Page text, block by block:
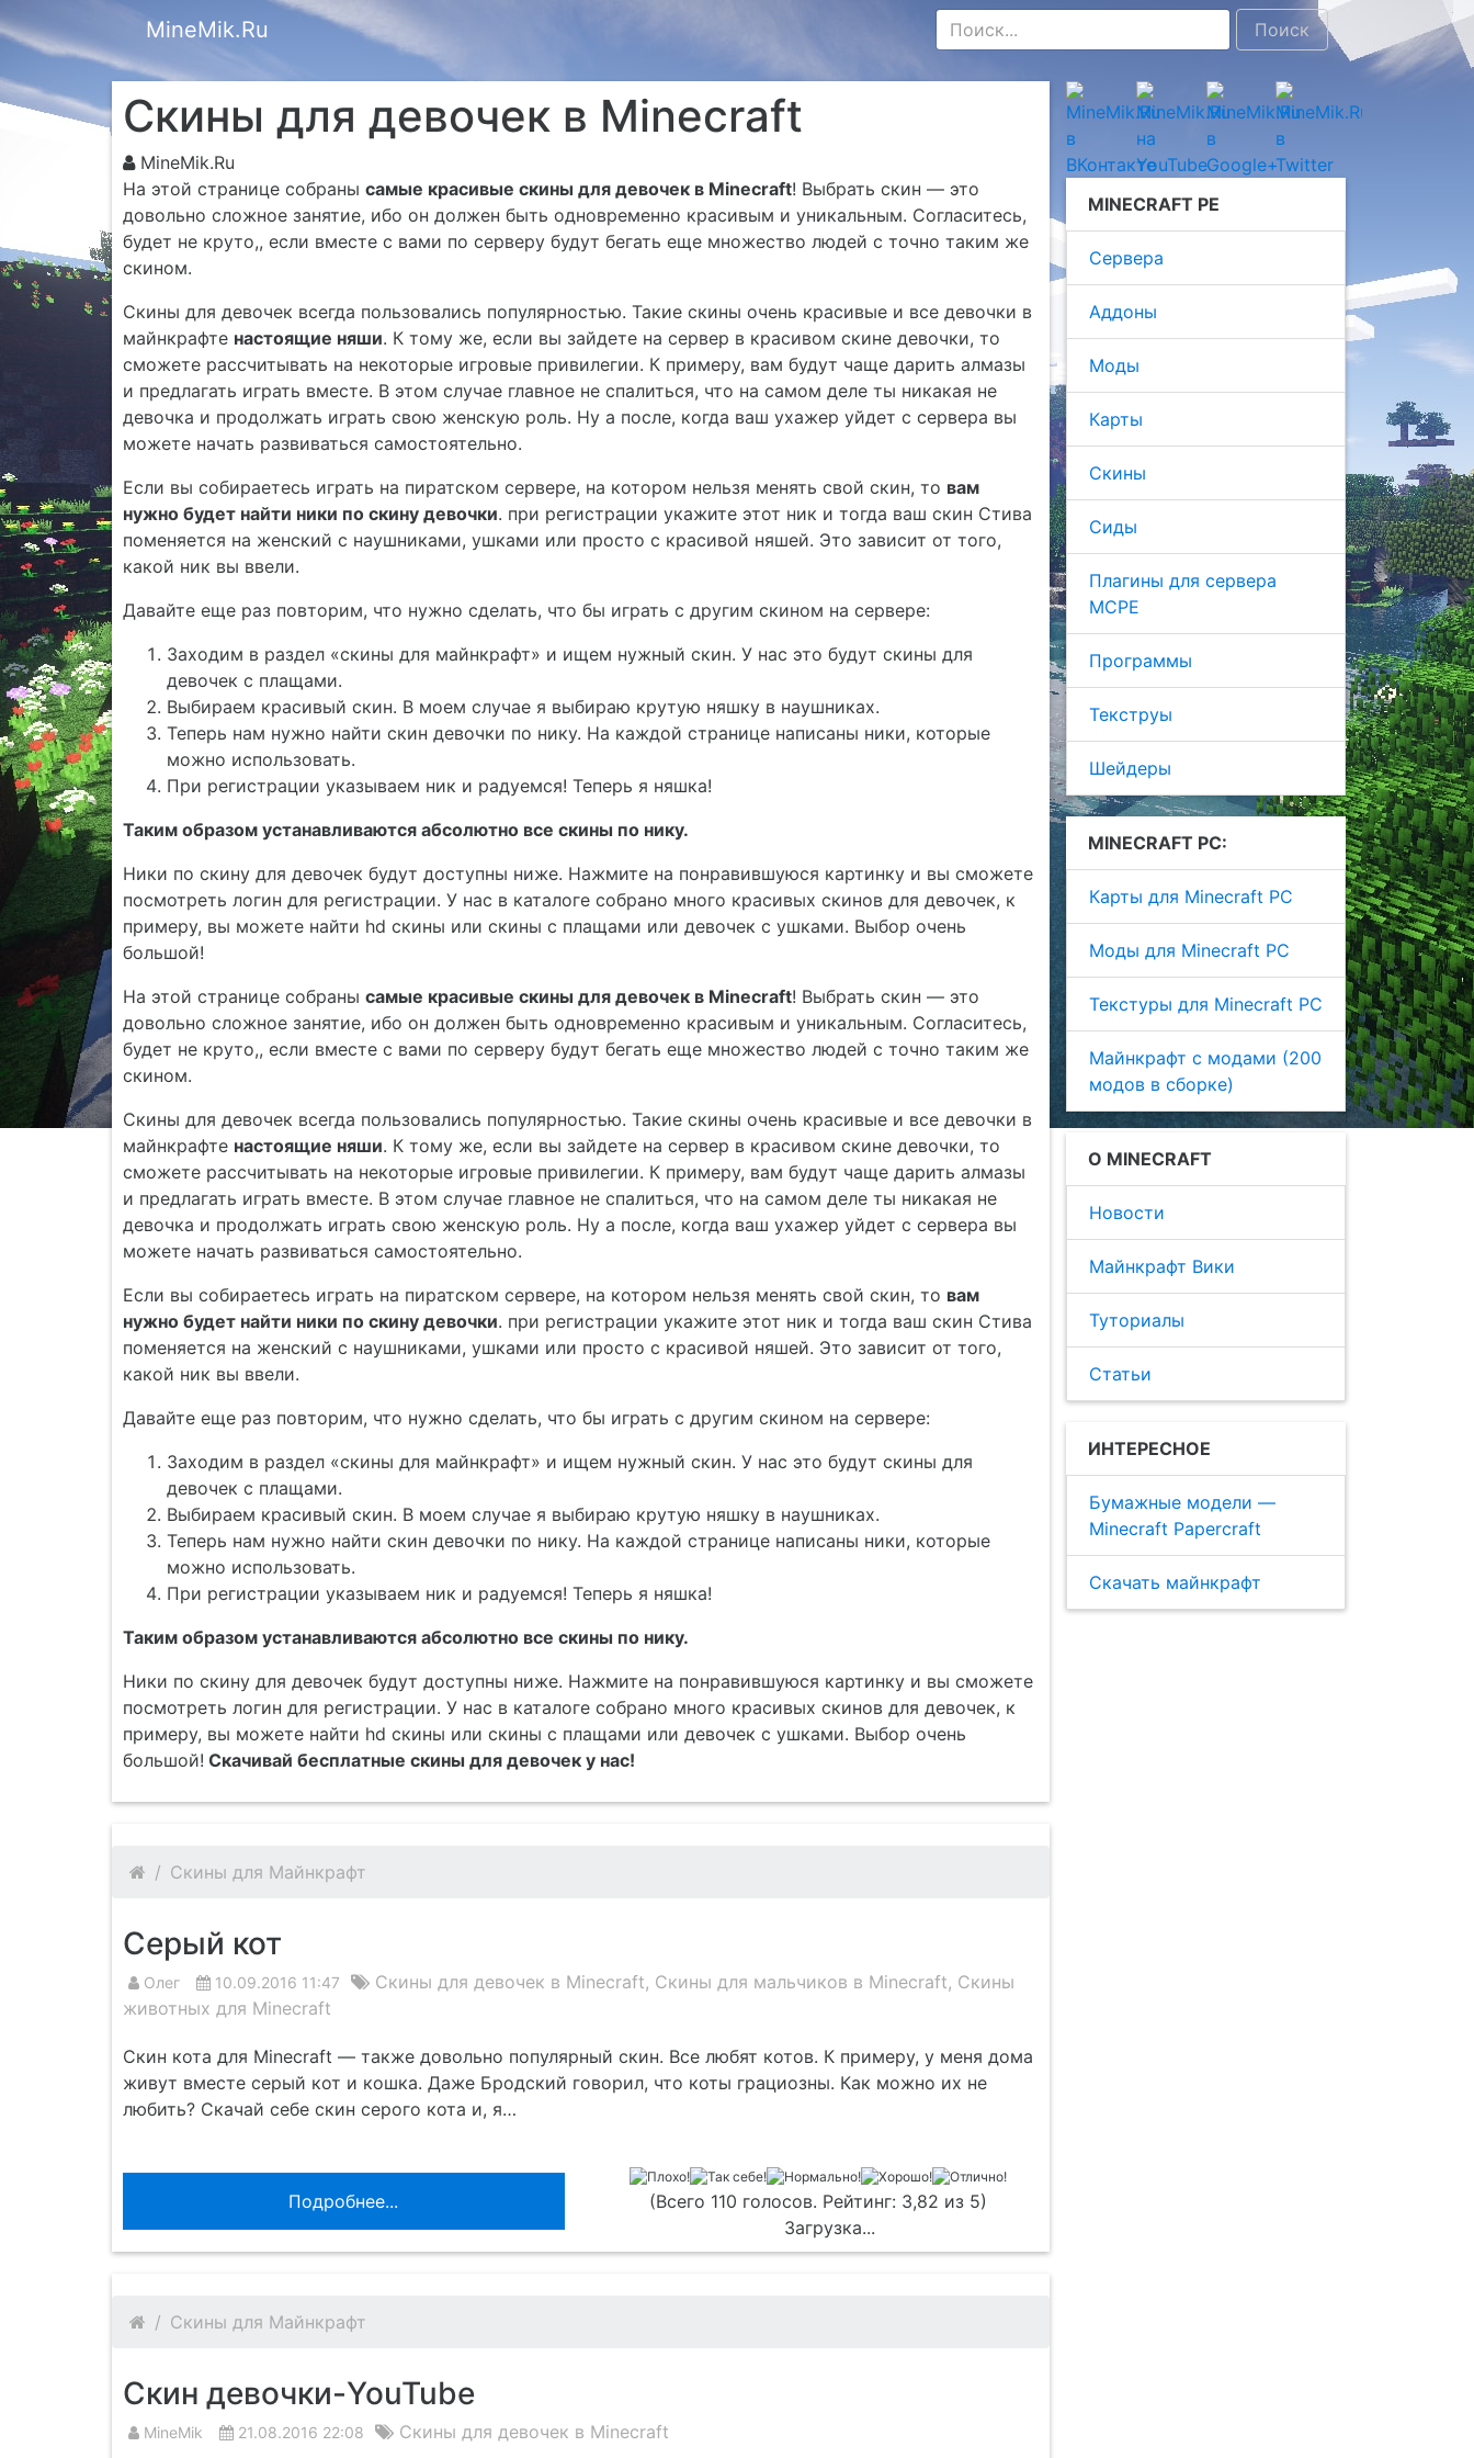
MineMik.Ru Поиск
Скины для девочек в Minecraft
MineMik.Ru
На этой странице собраны самые красивые скины для девочек в Minecraft! Выбрать скин — это
довольно сложное занятие, ибо он должен быть одновременно красивым и уникальным. Согласитесь,
будет не круто,, если вместе с вами по серверу будут бегать еще множество людей с точно таким же
скином.
Скины для девочек всегда пользовались популярностью. Такие скины очень красивые и все девочки в
майнкрафте настоящие няши. К тому же, если вы зайдете на сервер в красивом скине девочки, то
сможете рассчитывать на некоторые игровые привилегии. К примеру, вам будут чаще дарить алмазы
и предлагать играть вместе. В этом случае главное не спалиться, что на самом деле ты никакая не
девочка и продолжать играть свою женскую роль. Ну а после, когда ваш ухажер уйдет с сервера вы
можете начать развиваться самостоятельно.
Если вы собираетесь играть на пиратском сервере, на котором нельзя менять свой скин, то вам
нужно будет найти ники по скину девочки. при регистрации укажите этот ник и тогда ваш скин Стива
поменяется на женский с наушниками, ушками или просто с красивой няшей. Это зависит от того,
какой ник вы ввели.
Давайте еще раз повторим, что нужно сделать, что бы играть с другим скином на сервере:
Заходим в раздел «скины для майнкрафт» и ищем нужный скин. У нас это будут скины для
девочек с плащами.
Выбираем красивый скин. В моем случае я выбираю крутую няшку в наушниках.
Теперь нам нужно найти скин девочки по нику. На каждой странице написаны ники, которые
можно использовать.
При регистрации указываем ник и радуемся! Теперь я няшка!
Таким образом устанавливаются абсолютно все скины по нику.
Ники по скину для девочек будут доступны ниже. Нажмите на понравившуюся картинку и вы сможете
посмотреть логин для регистрации. У нас в каталоге собрано много красивых скинов для девочек, к
примеру, вы можете найти hd скины или скины с плащами или девочек с ушками. Выбор очень
большой!
На этой странице собраны самые красивые скины для девочек в Minecraft! Выбрать скин — это
довольно сложное занятие, ибо он должен быть одновременно красивым и уникальным. Согласитесь,
будет не круто,, если вместе с вами по серверу будут бегать еще множество людей с точно таким же
скином.
Скины для девочек всегда пользовались популярностью. Такие скины очень красивые и все девочки в
майнкрафте настоящие няши. К тому же, если вы зайдете на сервер в красивом скине девочки, то
сможете рассчитывать на некоторые игровые привилегии. К примеру, вам будут чаще дарить алмазы
и предлагать играть вместе. В этом случае главное не спалиться, что на самом деле ты никакая не
девочка и продолжать играть свою женскую роль. Ну а после, когда ваш ухажер уйдет с сервера вы
можете начать развиваться самостоятельно.
Если вы собираетесь играть на пиратском сервере, на котором нельзя менять свой скин, то вам
нужно будет найти ники по скину девочки. при регистрации укажите этот ник и тогда ваш скин Стива
поменяется на женский с наушниками, ушками или просто с красивой няшей. Это зависит от того,
какой ник вы ввели.
Давайте еще раз повторим, что нужно сделать, что бы играть с другим скином на сервере:
Заходим в раздел «скины для майнкрафт» и ищем нужный скин. У нас это будут скины для
девочек с плащами.
Выбираем красивый скин. В моем случае я выбираю крутую няшку в наушниках.
Теперь нам нужно найти скин девочки по нику. На каждой странице написаны ники, которые
можно использовать.
При регистрации указываем ник и радуемся! Теперь я няшка!
Таким образом устанавливаются абсолютно все скины по нику.
Ники по скину для девочек будут доступны ниже. Нажмите на понравившуюся картинку и вы сможете
посмотреть логин для регистрации. У нас в каталоге собрано много красивых скинов для девочек, к
примеру, вы можете найти hd скины или скины с плащами или девочек с ушками. Выбор очень
большой! Скачивай бесплатные скины для девочек у нас!
Скины для Майнкрафт
Серый кот
Олег 10.09.2016 11:47 Скины для девочек в Minecraft, Скины для мальчиков в Minecraft, Скины
животных для Minecraft
Скин кота для Minecraft — также довольно популярный скин. Все любят котов. К примеру, у меня дома
живут вместе серый кот и кошка. Даже Бродский говорил, что коты грациозны. Как можно их не
любить? Скачай себе скин серого кота и, я…
(Всего 110 голосов. Рейтинг: 3,82 из 5)
Загрузка...
Подробнее...
Скины для Майнкрафт
Скин девочки-YouTube
MineMik 21.08.2016 22:08 Скины для девочек в Minecraft
MINECRAFT PE
Сервера
Аддоны
Моды
Карты
Скины
Сиды
Плагины для сервера
MCPE
Программы
Текструы
Шейдеры
MINECRAFT PC:
Карты для Minecraft PC
Моды для Minecraft PC
Текстуры для Minecraft PC
Майнкрафт с модами (200
модов в сборке)
О MINECRAFT
Новости
Майнкрафт Вики
Туториалы
Статьи
ИНТЕРЕСНОЕ
Бумажные модели —
Minecraft Papercraft
Скачать майнкрафт